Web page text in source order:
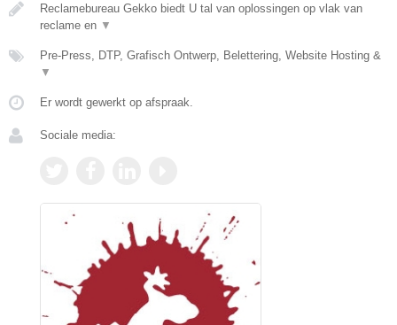
Reclamebureau Gekko biedt U tal van oplossingen op vlak van
reclame en ▼
Pre-Press, DTP, Grafisch Ontwerp, Belettering, Website Hosting &
▼
Er wordt gewerkt op afspraak.
Sociale media: